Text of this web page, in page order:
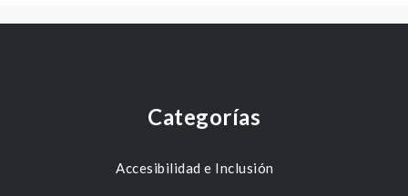
Categorías
Accesibilidad e Inclusión